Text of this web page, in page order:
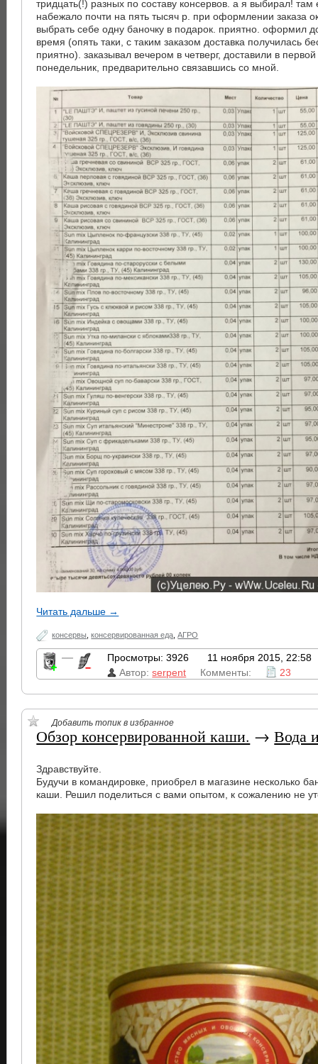
тридцать(!) разных по составу консервов. а я выбирал!
набежало почти на пять тысяч р. при оформлении заказа
выбрать себе одну баночку в подарок. приятно. оформил
время (опять таки, с таким заказом доставка получилась
приятно). заказывал вечером в четверг, доставили в
понедельник, предварительно связавшись со мной.
Читать дальше →
консервы ,консервированная еда ,АГРО
— Просмотры: 3926
11 ноября 2015, 22:58
Автор:serpent Комменты: 23
Добавить топик в избранное
Обзор консервированной каши. →Вода
Здравствуйте.
Будучи в командировке, приобрел в магазине несколько
каши. Решил поделиться с вами опытом, к сожалению не